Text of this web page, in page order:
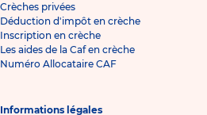
Crèches privées
Déduction d'impôt en crèche
Inscription en crèche
Les aides de la Caf en crèche
Numéro Allocataire CAF
Informations légales